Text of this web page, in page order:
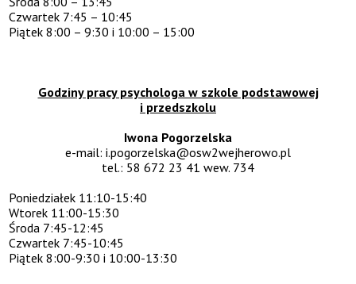
Czwartek 7:45 – 10:45
Piątek8:00 – 9:30 i 10:00 – 15:00
Godziny pracy psychologa w szkole podstawowej
i przedszkolu
Iwona Pogorzelska
e-mail: i.pogorzelska@osw2wejherowo.pl
tel.: 58 672 23 41 wew. 734
Poniedziałek 11:10-15:40
Wtorek 11:00-15:30
Środa 7:45-12:45
Czwartek 7:45-10:45
Piątek 8:00-9:30 i 10:00-13:30